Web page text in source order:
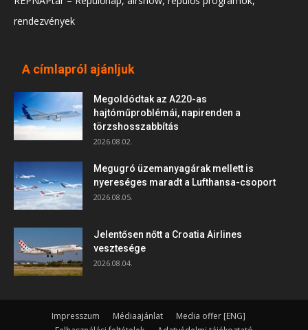
rendezvények
A címlapról ajánljuk
Megoldódtak az A220-as
hajtóműproblémái, napirenden a
törzshosszabbítás
2026.08.02.
Megugró üzemanyagárak mellett is
nyereséges maradt a Lufthansa-csoport
2026.08.05.
Jelentősen nőtt a Croatia Airlines
vesztesége
2026.08.04.
Impresszum Médiaajánlat
Media offer [ENG]